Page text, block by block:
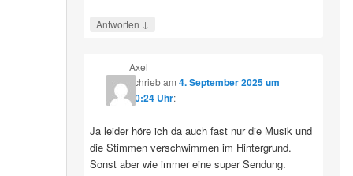
Antworten ↓
Axel
schriebam 4. September 2025 um
10:24 Uhr:
Ja leider höre ich da auch fast nur die Musik und
die Stimmen verschwimmen im Hintergrund.
Sonst aber wie immer eine super Sendung.